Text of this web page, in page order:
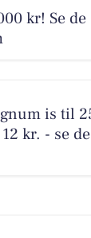
kr! Se
is til
kr. - se